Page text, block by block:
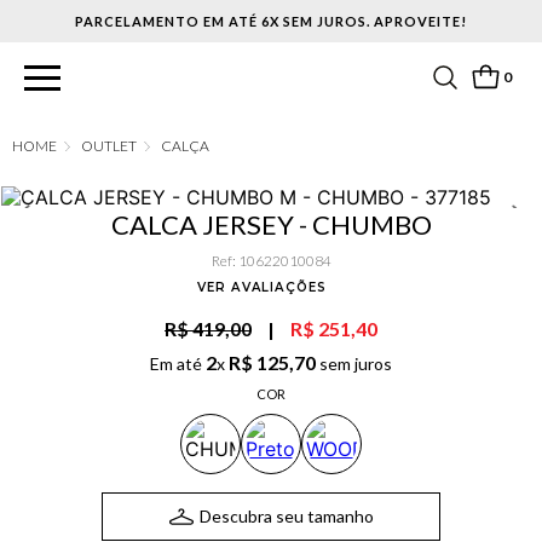
PARCELAMENTO EM ATÉ 6X SEM JUROS. APROVEITE!
0
OUTLET CALÇA
CALCA JERSEY - CHUMBO
Ref: 10622010084
VER AVALIAÇÕES
R$ 419,00 | R$ 251,40
Em até 2x R$ 125,70 sem juros
COR
Descubra seu tamanho